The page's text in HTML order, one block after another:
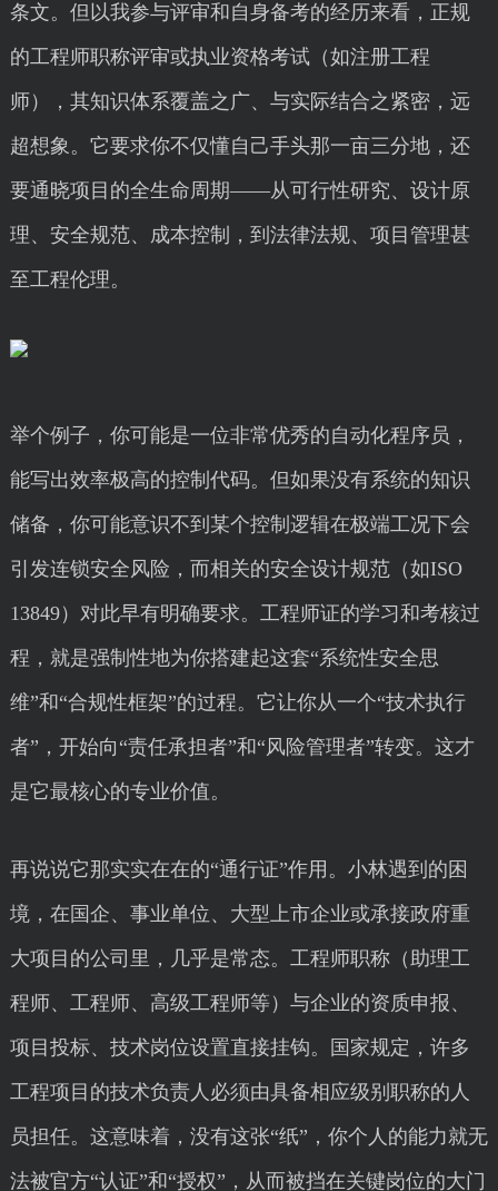
条文。但以我参与评审和自身备考的经历来看，正规
的工程师职称评审或执业资格考试（如注册工程
师），其知识体系覆盖之广、与实际结合之紧密，远
超想象。它要求你不仅懂自己手头那一亩三分地，还
要通晓项目的全生命周期——从可行性研究、设计原
理、安全规范、成本控制，到法律法规、项目管理甚
至工程伦理。
举个例子，你可能是一位非常优秀的自动化程序员，
能写出效率极高的控制代码。但如果没有系统的知识
储备，你可能意识不到某个控制逻辑在极端工况下会
引发连锁安全风险，而相关的安全设计规范（如ISO
13849）对此早有明确要求。工程师证的学习和考核过
程，就是强制性地为你搭建起这套“系统性安全思
维”和“合规性框架”的过程。它让你从一个“技术执行
者”，开始向“责任承担者”和“风险管理者”转变。这才
是它最核心的专业价值。
再说说它那实实在在的“通行证”作用。小林遇到的困
境，在国企、事业单位、大型上市企业或承接政府重
大项目的公司里，几乎是常态。工程师职称（助理工
程师、工程师、高级工程师等）与企业的资质申报、
项目投标、技术岗位设置直接挂钩。国家规定，许多
工程项目的技术负责人必须由具备相应级别职称的人
员担任。这意味着，没有这张“纸”，你个人的能力就无
法被官方“认证”和“授权”，从而被挡在关键岗位的大门